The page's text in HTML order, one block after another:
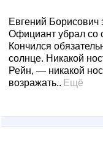
Евгений Борисович
Официант убрал со
Кончился
солнце. Никакой
Рейн, — никакой
возражать.. Ещё